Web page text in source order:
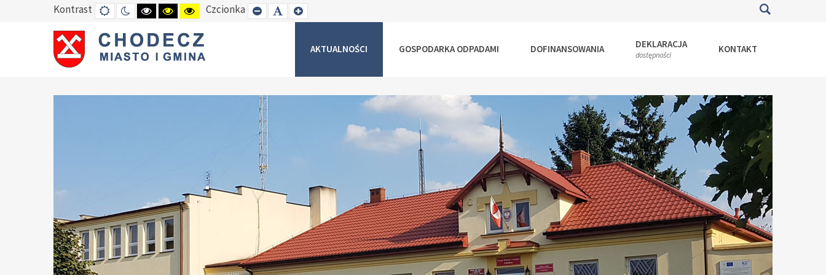
Kontrast DEFAULT
MODE
TRYB
NOCNY
HIGH
CONTRAST
BLACK
WHITE
MODE
HIGH
CONTRAST
BLACK
YELLOW
MODE
HIGH
CONTRAST
YELLOW
BLACK
MODE
Czcionka SET
SMALLER
SET
DEFAULT
SET
LARGER
AKTUALNOŚCI GOSPODARKA ODPADAMI DOFINANSOWANIA DEKLARACJA
dostępności KONTAKT